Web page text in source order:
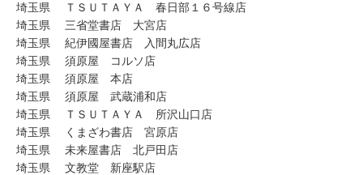
埼玉県 ＴＳＵＴＡＹＡ 春日部１６号線店
埼玉県 三省堂書店 大宮店
埼玉県 紀伊國屋書店 入間丸広店
埼玉県 須原屋 コルソ店
埼玉県 須原屋 本店
埼玉県 須原屋 武蔵浦和店
埼玉県 ＴＳＵＴＡＹＡ 所沢山口店
埼玉県 くまざわ書店 宮原店
埼玉県 未来屋書店 北戸田店
埼玉県 文教堂 新座駅店